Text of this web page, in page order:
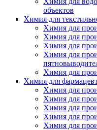
объектов
Химия для
Химия для
Химия для
Химия для
Химия для
Химия для
Химия для
Химия для
Химия для
Химия для
Химия для
Химия для